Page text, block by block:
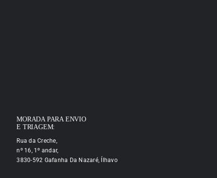
MORADA PARA ENVIO
E TRIAGEM:
Rua da Creche,
nº 16, 1º andar,
3830-592 Gafanha Da Nazaré, Ílhavo